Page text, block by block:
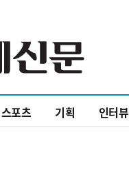
스포츠 기획 인터뷰